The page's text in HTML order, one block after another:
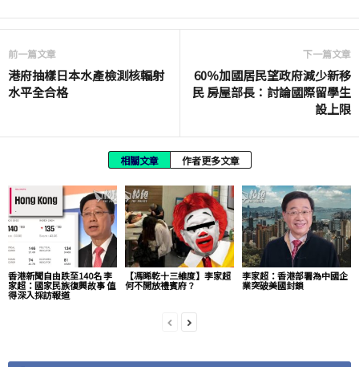
前一篇文章
港府抽樣日本水產檢測核輻射
水平全合格
下一篇文章
60％加國居民望政府減少新移
民 房屋部長：討論國際留學生
設上限
相關文章 作者更多文章
香港新聞自由跌至140名 李
家超：國家民族復興故事 值
得深入採訪報道
【馮睎乾十三維度】李家超
何不開放禮賓府？
李家超：香港部署為中國企
業突破美國封鎖